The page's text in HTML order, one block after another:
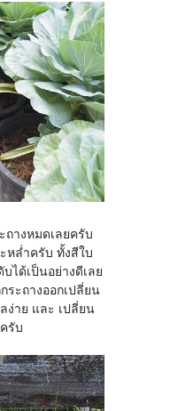
างหมดเลยครับ
หล่ำครับ ทั้งสีใบ
ได้เป็นอย่างดีเลย
ระถางออกเปลี่ยน
ง่าย และ เปลี่ยน
รับ